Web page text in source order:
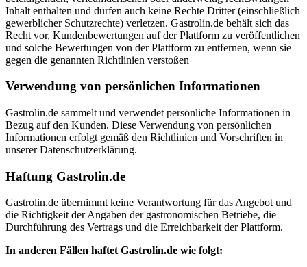
Inhalt enthalten und dürfen auch keine Rechte Dritter (einschließlich
gewerblicher Schutzrechte) verletzen. Gastrolin.de behält sich das
Recht vor, Kundenbewertungen auf der Plattform zu veröffentlichen
und solche Bewertungen von der Plattform zu entfernen, wenn sie
gegen die genannten Richtlinien verstoßen
Verwendung von persönlichen Informationen
Gastrolin.de sammelt und verwendet persönliche Informationen in
Bezug auf den Kunden. Diese Verwendung von persönlichen
Informationen erfolgt gemäß den Richtlinien und Vorschriften in
unserer Datenschutzerklärung.
Haftung Gastrolin.de
Gastrolin.de übernimmt keine Verantwortung für das Angebot und
die Richtigkeit der Angaben der gastronomischen Betriebe, die
Durchführung des Vertrags und die Erreichbarkeit der Plattform.
In anderen Fällen haftet Gastrolin.de wie folgt: